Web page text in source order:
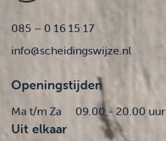
085 – 0 16 15 17
info@scheidingswijze.nl
Openingstijden
Ma t/m Za 09.00 - 20.00 uur
Uit elkaar